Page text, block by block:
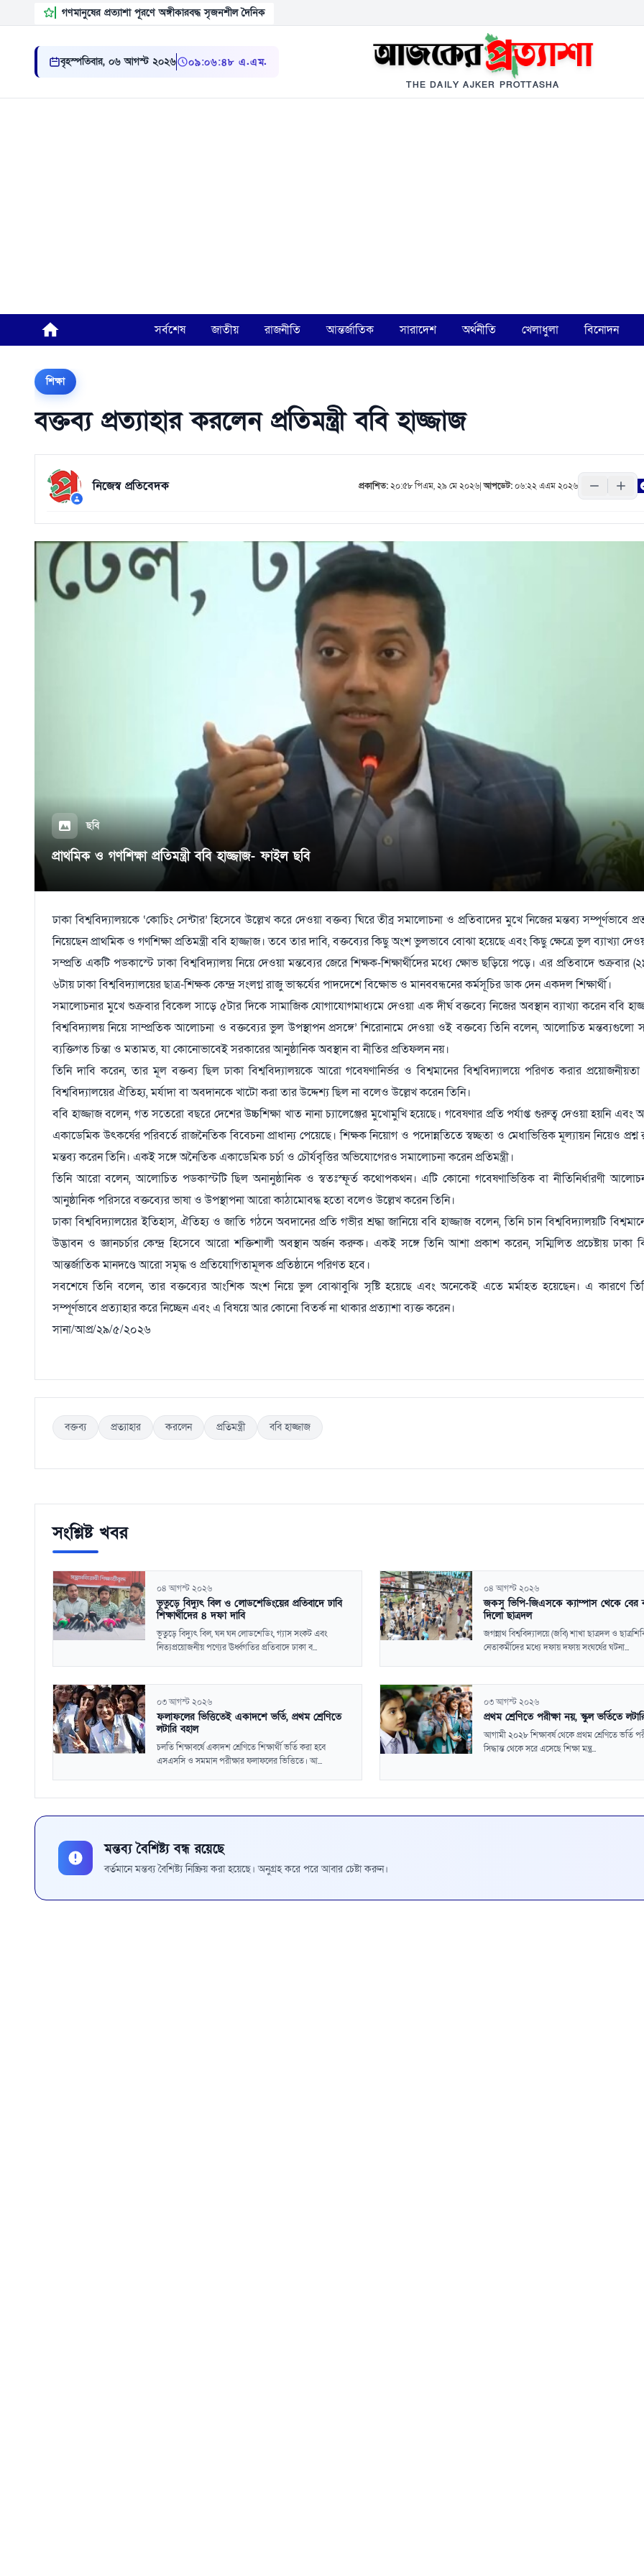
গণমানুষের প্রত্যাশা পূরণে অঙ্গীকারবদ্ধ সৃজনশীল দৈনিক
বৃহস্পতিবার, ০৬ আগস্ট ২০২৬ ০৯ ০৬ ৪৯ এ.এম.
THE DAILY AJKER PROTTASHA
সর্বশেষ জাতীয় রাজনীতি আন্তর্জাতিক সারাদেশ অর্থনীতি খেলাধুলা বিনোদন
শিক্ষা
বক্তব্য প্রত্যাহার করলেন প্রতিমন্ত্রী ববি হাজ্জাজ
নিজেস্ব প্রতিবেদক প্রকাশিত:২০:৫৮ পিএম, ২৯ মে ২০২৬|আপডেট:০৬:২২ এএম ২০২৬
ছবি
প্রাথমিক ও গণশিক্ষা প্রতিমন্ত্রী ববি হাজ্জাজ- ফাইল ছবি
ঢাকা বিশ্ববিদ্যালয়কে ‘কোচিং সেন্টার’ হিসেবে উল্লেখ করে দেওয়া বক্তব্য ঘিরে তীব্র সমালোচনা ও প্রতিবাদের মুখে নিজের মন্তব্য সম্পূর্ণভাবে
নিয়েছেন প্রাথমিক ও গণশিক্ষা প্রতিমন্ত্রী ববি হাজ্জাজ। তবে তার দাবি, বক্তব্যের কিছু অংশ ভুলভাবে বোঝা হয়েছে এবং কিছু ক্ষেত্রে ভুল ব্যাখ্যা
সম্প্রতি একটি পডকাস্টে ঢাকা বিশ্ববিদ্যালয় নিয়ে দেওয়া মন্তব্যের জেরে শিক্ষক-শিক্ষার্থীদের মধ্যে ক্ষোভ ছড়িয়ে পড়ে। এর প্রতিবাদে শুক্রবার
৬টায় ঢাকা বিশ্ববিদ্যালয়ের ছাত্র-শিক্ষক কেন্দ্র সংলগ্ন রাজু ভাস্কর্যের পাদদেশে বিক্ষোভ ও মানববন্ধনের কর্মসূচির ডাক দেন একদল শিক্ষার্থী।
সমালোচনার মুখে শুক্রবার বিকেল সাড়ে ৫টার দিকে সামাজিক যোগাযোগমাধ্যমে দেওয়া এক দীর্ঘ বক্তব্যে নিজের অবস্থান ব্যাখ্যা করেন ববি
বিশ্ববিদ্যালয় নিয়ে সাম্প্রতিক আলোচনা ও বক্তব্যের ভুল উপস্থাপন প্রসঙ্গে’ শিরোনামে দেওয়া ওই বক্তব্যে তিনি বলেন, আলোচিত মন্তব্যগুলো
ব্যক্তিগত চিন্তা ও মতামত, যা কোনোভাবেই সরকারের আনুষ্ঠানিক অবস্থান বা নীতির প্রতিফলন নয়।
তিনি দাবি করেন, তার মূল বক্তব্য ছিল ঢাকা বিশ্ববিদ্যালয়কে আরো গবেষণানির্ভর ও বিশ্বমানের বিশ্ববিদ্যালয়ে পরিণত করার
বিশ্ববিদ্যালয়ের ঐতিহ্য, মর্যাদা বা অবদানকে খাটো করা তার উদ্দেশ্য ছিল না বলেও উল্লেখ করেন তিনি।
ববি হাজ্জাজ বলেন, গত সতেরো বছরে দেশের উচ্চশিক্ষা খাত নানা চ্যালেঞ্জের মুখোমুখি হয়েছে। গবেষণার প্রতি পর্যাপ্ত গুরুত্ব দেওয়া হয়নি এবং
একাডেমিক উৎকর্ষের পরিবর্তে রাজনৈতিক বিবেচনা প্রাধান্য পেয়েছে। শিক্ষক নিয়োগ ও পদোন্নতিতে স্বচ্ছতা ও মেধাভিত্তিক মূল্যায়ন নিয়েও
মন্তব্য করেন তিনি। একই সঙ্গে অনৈতিক একাডেমিক চর্চা ও চৌর্যবৃত্তির অভিযোগেরও সমালোচনা করেন প্রতিমন্ত্রী।
তিনি আরো বলেন, আলোচিত পডকাস্টটি ছিল অনানুষ্ঠানিক ও স্বতঃস্ফূর্ত কথোপকথন। এটি কোনো গবেষণাভিত্তিক বা নীতিনির্ধারণী
আনুষ্ঠানিক পরিসরে বক্তব্যের ভাষা ও উপস্থাপনা আরো কাঠামোবদ্ধ হতো বলেও উল্লেখ করেন তিনি।
ঢাকা বিশ্ববিদ্যালয়ের ইতিহাস, ঐতিহ্য ও জাতি গঠনে অবদানের প্রতি গভীর শ্রদ্ধা জানিয়ে ববি হাজ্জাজ বলেন, তিনি চান বিশ্ববিদ্যালয়টি
উদ্ভাবন ও জ্ঞানচর্চার কেন্দ্র হিসেবে আরো শক্তিশালী অবস্থান অর্জন করুক। একই সঙ্গে তিনি আশা প্রকাশ করেন, সম্মিলিত প্রচেষ্টায় ঢাকা
আন্তর্জাতিক মানদণ্ডে আরো সমৃদ্ধ ও প্রতিযোগিতামূলক প্রতিষ্ঠানে পরিণত হবে।
সবশেষে তিনি বলেন, তার বক্তব্যের আংশিক অংশ নিয়ে ভুল বোঝাবুঝি সৃষ্টি হয়েছে এবং অনেকেই এতে মর্মাহত হয়েছেন। এ কারণে
সম্পূর্ণভাবে প্রত্যাহার করে নিচ্ছেন এবং এ বিষয়ে আর কোনো বিতর্ক না থাকার প্রত্যাশা ব্যক্ত করেন।
সানা/আপ্র/২৯/৫/২০২৬
বক্তব্য প্রত্যাহার করলেন প্রতিমন্ত্রী ববি হাজ্জাজ
সংশ্লিষ্ট খবর
০৪ আগস্ট ২০২৬
ভূতুড়ে বিদ্যুৎ বিল ও লোডশেডিংয়ের প্রতিবাদে ঢাবি
শিক্ষার্থীদের ৪ দফা দাবি
ভূতুড়ে বিদ্যুৎ বিল, ঘন ঘন লোডশেডিং, গ্যাস সংকট এবং
নিত্যপ্রয়োজনীয় পণ্যের ঊর্ধ্বগতির প্রতিবাদে ঢাকা ব...
০৪ আগস্ট ২০২৬
জকসু ভিপি-জিএসকে ক্যাম্পাস থেকে বের
দিলো ছাত্রদল
জগন্নাথ বিশ্ববিদ্যালয়ে (জবি) শাখা ছাত্রদল ও
নেতাকর্মীদের মধ্যে দফায় দফায় সংঘর্ষের ঘটনা...
০৩ আগস্ট ২০২৬
ফলাফলের ভিত্তিতেই একাদশে ভর্তি, প্রথম শ্রেণিতে
লটারি বহাল
চলতি শিক্ষাবর্ষে একাদশ শ্রেণিতে শিক্ষার্থী ভর্তি করা হবে
এসএসসি ও সমমান পরীক্ষার ফলাফলের ভিত্তিতে। আ...
০৩ আগস্ট ২০২৬
প্রথম শ্রেণিতে পরীক্ষা নয়, স্কুল ভর্তিতে
আগামী ২০২৮ শিক্ষাবর্ষ থেকে প্রথম শ্রেণিতে ভর্তি
সিদ্ধান্ত থেকে সরে এসেছে শিক্ষা মন্ত্র...
মন্তব্য বৈশিষ্ট্য বন্ধ রয়েছে
বর্তমানে মন্তব্য বৈশিষ্ট্য নিষ্ক্রিয় করা হয়েছে। অনুগ্রহ করে পরে আবার চেষ্টা করুন।